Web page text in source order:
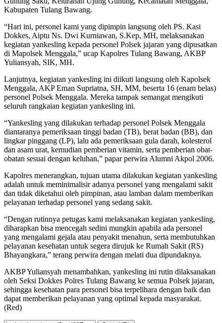
Kabupaten Tulang Bawang.
“Hari ini, personel kami yang dipimpin langsung oleh PS. Kasi
Dokkes, Aiptu Ns. Dwi Kurniawan, S.Kep, MH, melaksanakan
kegiatan yankesling kepada personel Polsek jajaran yang dipusatkan
di Mapolsek Menggala,” ucap Kapolres Tulang Bawang, AKBP
Yuliansyah, SIK, MH.
Lanjutnya, kegiatan yankesling ini diikuti langsung oleh Kapolsek
Menggala, AKP Eman Supriatna, SH, MM, beserta 16 (enam belas)
personel Polsek Menggala. Mereka tampak semangat mengikuti
seluruh rangkaian kegiatan yankesling ini.
“Yankesling yang dilakukan terhadap personel Polsek Menggala
diantaranya pemeriksaan tinggi badan (TB), berat badan (BB), dan
lingkar pinggang (LP), lalu ada pemeriksaan gula darah, kolesterol
dan asam urat, kemudian pemberian vitamin, serta pemberian obat-
obatan sesuai dengan keluhan,” papar perwira Alumni Akpol 2006.
Kapolres menerangkan, tujuan utama dilakukan kegiatan yankesling
adalah untuk meminimalisir adanya personel yang mengalami sakit
dan tidak diketahui oleh pimpinan, atau lamban dalam memberikan
pelayanan terhadap personel yang sedang sakit.
“Dengan rutinnya petugas kami melaksanakan kegiatan yankesling,
diharapkan bisa mencegah sedini mungkin apabila ada personel
yang mengalami gejala atau penyakit menahun, serta membutuhkan
pelayanan kesehatan untuk segera dirujuk ke Rumah Sakit (RS)
Bhayangkara,” terang perwira dengan melati dua dipundaknya.
AKBP Yuliansyah menambahkan, yankesling ini rutin dilaksanakan
oleh Seksi Dokkes Polres Tulang Bawang ke semua Polsek jajaran,
sehingga kesehatan para personel bisa terpelihara dengan baik dan
dapat memberikan pelayanan yang optimal kepada masyarakat.
(Red)